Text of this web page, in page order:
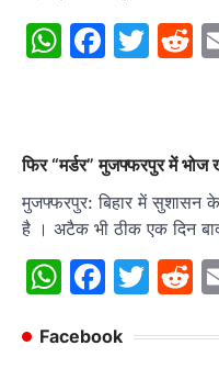
फिर “मर्डर” मुजफ्फरपुर में भोज
मुजफ्फरपुर: बिहार में सुशासन के
है । अटैक भी ठीक एक दिन
Facebook